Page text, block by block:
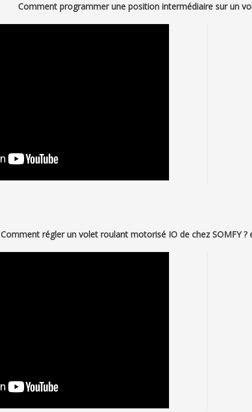
Comment programmer une position intermédiaire sur un
Comment régler un volet roulant motorisé IO de chez SOMFY